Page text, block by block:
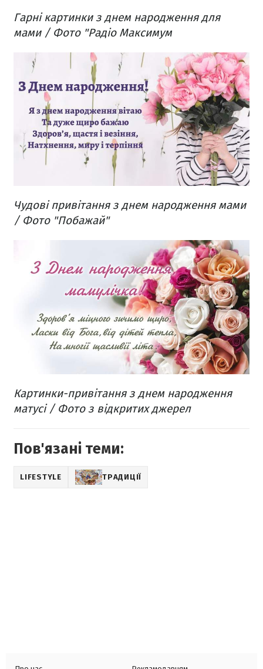
Гарні картинки з днем народження для
мами / Фото "Радіо Максимум
Чудові привітання з днем народження мами
/ Фото "Побажай"
Картинки-привітання з днем народження
матусі / Фото з відкритих джерел
Пов'язані теми:
LIFESTYLE ТРАДИЦІЇ